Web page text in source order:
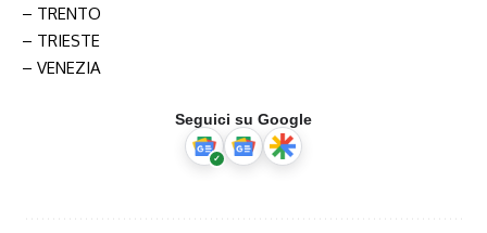
– TRENTO
– TRIESTE
– VENEZIA
Seguici su Google